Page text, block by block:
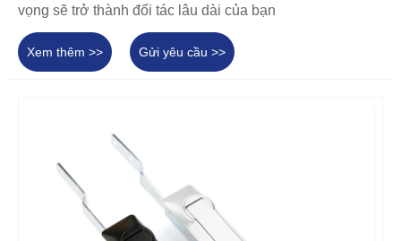
vọng sẽ trở thành đối tác lâu dài của bạn
Xem thêm >> Gửi yêu cầu >>